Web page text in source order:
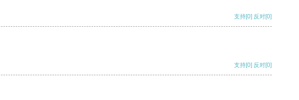
支持[0] 反对[0]
支持[0] 反对[0]